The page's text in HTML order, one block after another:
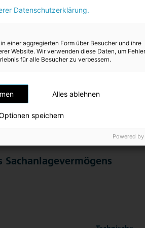
1.170,0 4.333,5
-13,4 -4.915,0
Sachanlagevermögens
Datenschutzerklärung.
einer aggregierten Form über Besucher und ihre
Website. Wir verwenden diese Daten, um
für alle Besucher zu verbessern.
Alles ablehnen
speichern
Powered by